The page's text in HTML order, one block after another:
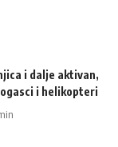
i dalje aktivan,
i helikopteri